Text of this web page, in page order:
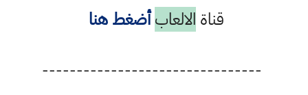
قناة الالعاب أضغط هنا
--------------------------------